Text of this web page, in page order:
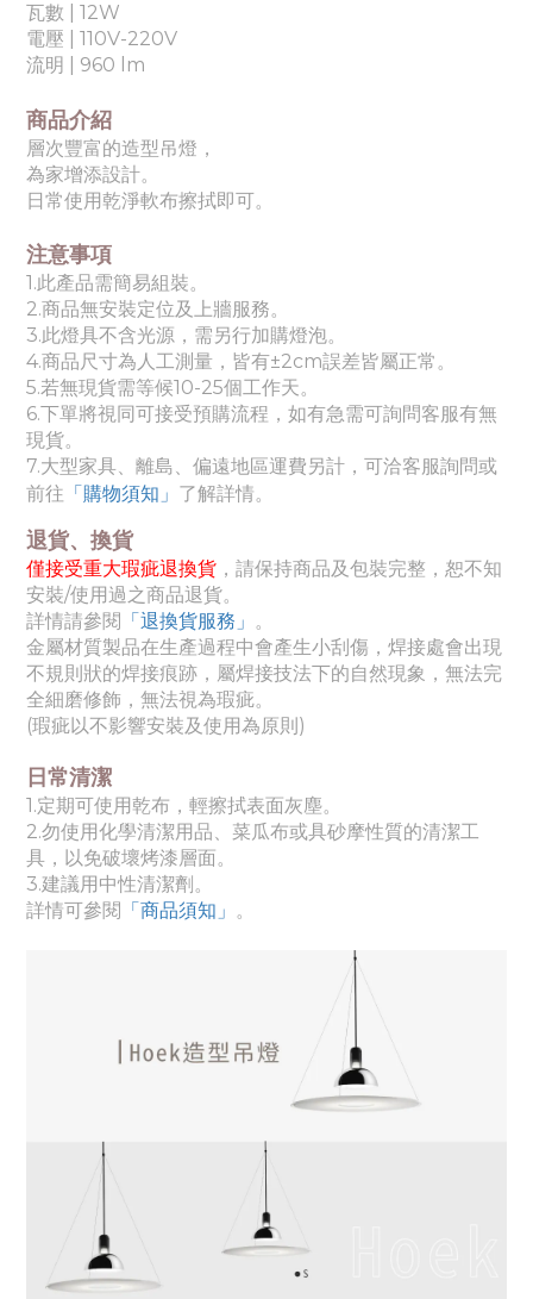
瓦數 | 12W
電壓 | 110V-220V
流明 | 960 lm
商品介紹
層次豐富的造型吊燈，
為家增添設計。
日常使用乾淨軟布擦拭即可。
注意事項
1.此產品需簡易組裝。
2.商品無安裝定位及上牆服務。
3.此燈具不含光源，需另行加購燈泡。
4.商品尺寸為人工測量，皆有±2cm誤差皆屬正常。
5.若無現貨需等候10-25個工作天。
6.下單將視同可接受預購流程，如有急需可詢問客服有無
現貨。
7.大型家具、離島、偏遠地區運費另計，可洽客服詢問或
前往 「購物須知」 了解詳情。
退貨、換貨
僅接受重大瑕疵退換貨 ，請保持商品及包裝完整，恕不知
安裝/使用過之商品退貨。
詳情請參閱 「退換貨服務」 。
金屬材質製品在生產過程中會產生小刮傷，焊接處會出現
不規則狀的焊接痕跡，屬焊接技法下的自然現象，無法完
全細磨修飾，無法視為瑕疵。
(瑕疵以不影響安裝及使用為原則)
日常清潔
1.定期可使用乾布，輕擦拭表面灰塵。
2.勿使用化學清潔用品、菜瓜布或具砂摩性質的清潔工
具，以免破壞烤漆層面。
3.建議用中性清潔劑。
詳情可參閱 「商品須知 」 。